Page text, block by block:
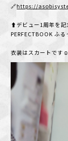
🔗https://
⬆️デビュー1周年を記
PERFECTBOOK ふ
衣装はスカートです☺️